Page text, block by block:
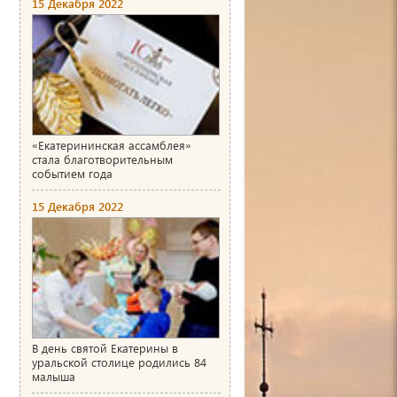
«Екатерининская ассамблея»
стала благотворительным
событием года
15 Декабря 2022
В день святой Екатерины в
уральской столице родились 84
малыша